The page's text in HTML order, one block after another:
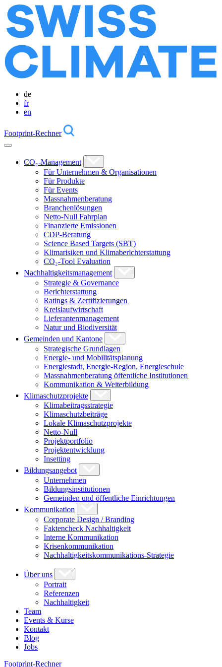
de
fr
en
Footprint-Rechner
CO₂-Management
Für Unternehmen & Organisationen
Für Produkte
Für Events
Massnahmenberatung
Branchenlösungen
Netto-Null Fahrplan
Finanzierte Emissionen
CDP-Beratung
Science Based Targets (SBT)
Klimarisiken und Klimaberichterstattung
CO₂-Tool Evaluation
Nachhaltigkeitsmanagement
Strategie & Governance
Berichterstattung
Ratings & Zertifizierungen
Kreislaufwirtschaft
Lieferantenmanagement
Natur und Biodiversität
Gemeinden und Kantone
Strategische Grundlagen
Energie- und Mobilitätsplanung
Energiestadt, Energie-Region, Energieschule
Massnahmenberatung öffentliche Institutionen
Kommunikation & Weiterbildung
Klimaschutzprojekte
Klimabeitragsstrategie
Klimaschutzbeiträge
Lokale Klimaschutzprojekte
Netto-Null
Projektportfolio
Projektentwicklung
Insetting
Bildungsangebot
Unternehmen
Bildungsinstitutionen
Gemeinden und öffentliche Einrichtungen
Kommunikation
Corporate Design / Branding
Faktencheck Nachhaltigkeit
Interne Kommunikation
Krisenkommunikation
Nachhaltigkeitskommunikations-Strategie
Über uns
Portrait
Referenzen
Nachhaltigkeit
Team
Events & Kurse
Kontakt
Blog
Jobs
Footprint-Rechner